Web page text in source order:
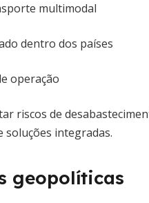
multimodal
dentro dos países
operação
riscos de
soluções integradas.
geopolíticas